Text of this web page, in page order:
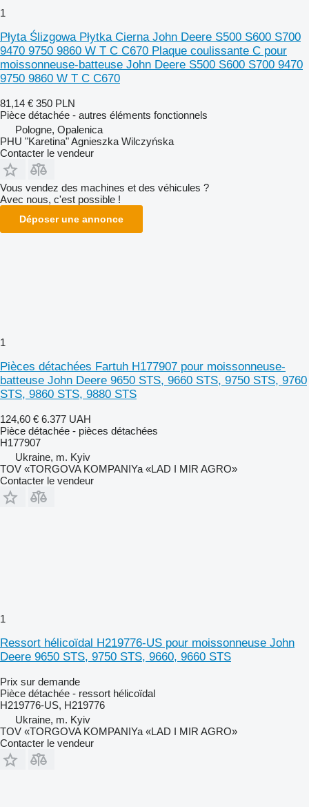
1
Płyta Ślizgowa Płytka Cierna John Deere S500 S600 S700
9470 9750 9860 W T C C670 Plaque coulissante C pour
moissonneuse-batteuse John Deere S500 S600 S700 9470
9750 9860 W T C C670
81,14 € 350 PLN
Pièce détachée - autres éléments fonctionnels
Pologne, Opalenica
PHU "Karetina" Agnieszka Wilczyńska
Contacter le vendeur
Vous vendez des machines et des véhicules ?
Avec nous, c'est possible !
Déposer une annonce
1
Pièces détachées Fartuh H177907 pour moissonneuse-
batteuse John Deere 9650 STS, 9660 STS, 9750 STS, 9760
STS, 9860 STS, 9880 STS
124,60 € 6.377 UAH
Pièce détachée - pièces détachées
H177907
Ukraine, m. Kyiv
TOV «TORGOVA KOMPANIYa «LAD I MIR AGRO»
Contacter le vendeur
1
Ressort hélicoïdal H219776-US pour moissonneuse John
Deere 9650 STS, 9750 STS, 9660, 9660 STS
Prix sur demande
Pièce détachée - ressort hélicoïdal
H219776-US, H219776
Ukraine, m. Kyiv
TOV «TORGOVA KOMPANIYa «LAD I MIR AGRO»
Contacter le vendeur